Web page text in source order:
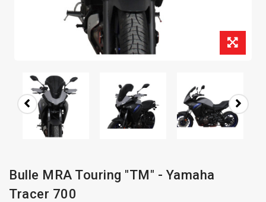
Bulle MRA Touring "TM" - Yamaha
Tracer 700